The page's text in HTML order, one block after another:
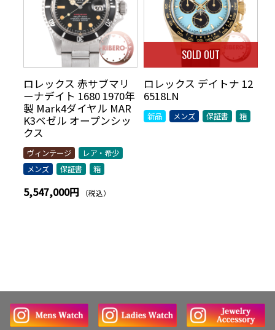
ロレックス 赤サブマリ
ーナデイト 1680 1970年
製 Mark4ダイヤル MAR
K3ベゼル オープンシッ
クス
ヴィンテージ
レア・希少
メンズ
保証書 箱
5,547,000円 （税込）
SOLD OUT
ロレックス デイトナ 12
6518LN
新品 メンズ 保証書 箱